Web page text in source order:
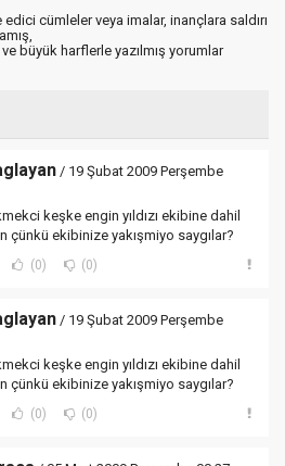
cümleler veya imalar, inançlara saldırı
büyük harflerle yazılmış yorumlar
/ 19 Şubat 2009 Perşembe
keşke engin yıldızı ekibine dahil
çünkü ekibinize yakışmiyo saygılar?
(0) (0)
/ 19 Şubat 2009 Perşembe
keşke engin yıldızı ekibine dahil
çünkü ekibinize yakışmiyo saygılar?
(0) (0)